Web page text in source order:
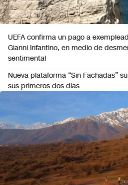
UEFA confirma un pago a
Gianni Infantino, en medio de
sentimental
Nueva plataforma “Sin Fachadas”
sus primeros dos días